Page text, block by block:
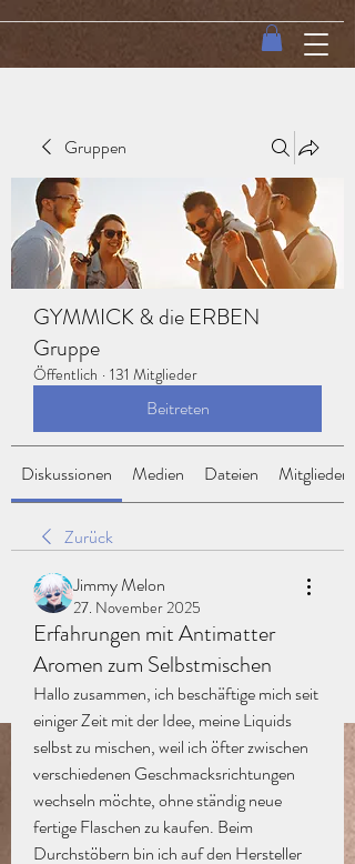
Gruppen
GYMMICK & die ERBEN
Gruppe
Öffentlich · 131 Mitglieder
Beitreten
Diskussionen Medien Dateien Mitglieder
Zurück
Jimmy Melon
27. November 2025
Erfahrungen mit Antimatter
Aromen zum Selbstmischen
Hallo zusammen, ich beschäftige mich seit
einiger Zeit mit der Idee, meine Liquids
selbst zu mischen, weil ich öfter zwischen
verschiedenen Geschmacksrichtungen
wechseln möchte, ohne ständig neue
fertige Flaschen zu kaufen. Beim
Durchstöbern bin ich auf den Hersteller